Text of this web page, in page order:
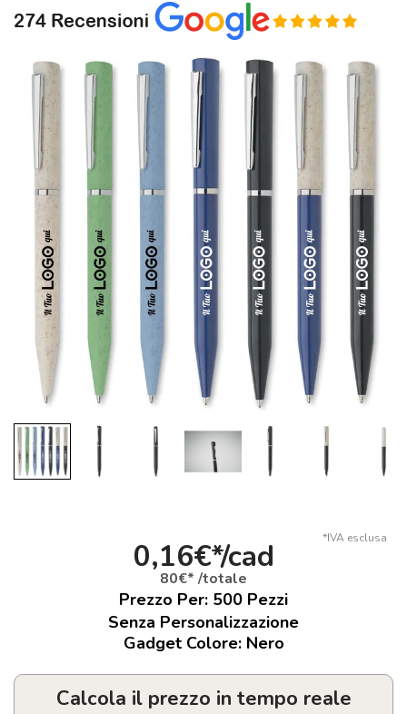
*IVA esclusa
0,16€*/cad
80€* /totale
Prezzo Per: 500 Pezzi
Senza Personalizzazione
Gadget Colore: Nero
Calcola il prezzo in tempo reale